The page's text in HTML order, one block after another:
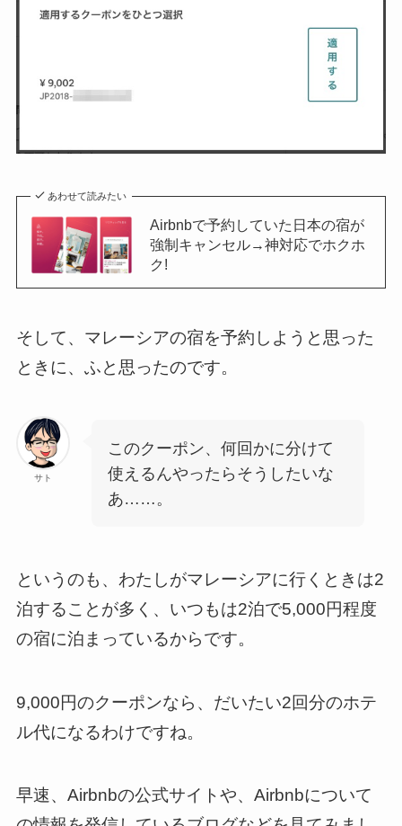
あわせて読みたい
Airbnbで予約していた日本の宿が
強制キャンセル→神対応でホクホ
ク!
そして、マレーシアの宿を予約しようと思った
ときに、ふと思ったのです。
サト
このクーポン、何回かに分けて
使えるんやったらそうしたいな
あ……。
というのも、わたしがマレーシアに行くときは2
泊することが多く、いつもは2泊で5,000円程度
の宿に泊まっているからです。
9,000円のクーポンなら、だいたい2回分のホテ
ル代になるわけですね。
早速、Airbnbの公式サイトや、Airbnbについて